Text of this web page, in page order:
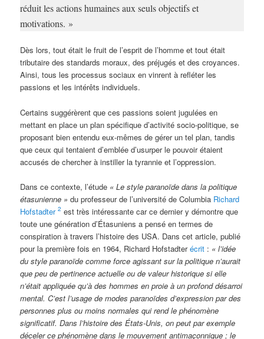
réduit les actions humaines aux seuls objectifs et
motivations. »
Dès lors, tout était le fruit de l’esprit de l’homme et tout était
tributaire des standards moraux, des préjugés et des croyances.
Ainsi, tous les processus sociaux en vinrent à refléter les
passions et les intérêts individuels.
Certains suggérèrent que ces passions soient jugulées en
mettant en place un plan spécifique d’activité socio-politique, se
proposant bien entendu eux-mêmes de gérer un tel plan, tandis
que ceux qui tentaient d’emblée d’usurper le pouvoir étaient
accusés de chercher à instiller la tyrannie et l’oppression.
Dans ce contexte, l’étude « Le style paranoïde dans la politique
étasunienne » du professeur de l’université de Columbia Richard
Hofstadter 2 est très intéressante car ce dernier y démontre que
toute une génération d’Étasuniens a pensé en termes de
conspiration à travers l’histoire des USA. Dans cet article, publié
pour la première fois en 1964, Richard Hofstadterécrit : « l’idée
du style paranoïde comme force agissant sur la politique n’aurait
que peu de pertinence actuelle ou de valeur historique si elle
n’était appliquée qu’à des hommes en proie à un profond désarroi
mental. C’est l’usage de modes paranoïdes d’expression par des
personnes plus ou moins normales qui rend le phénomène
significatif. Dans l’histoire des États-Unis, on peut par exemple
déceler ce phénomène dans le mouvement antimaçonnique ; le